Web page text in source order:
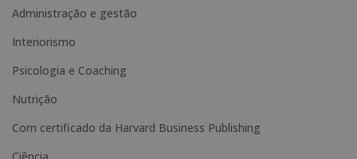
n
i
v
e
Administração e gestão
Interiorismo
Psicologia e Coaching
Nutrição
Com certificado da Harvard Business Publishing